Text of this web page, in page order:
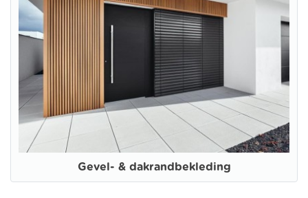
Gevel- & dakrandbekleding